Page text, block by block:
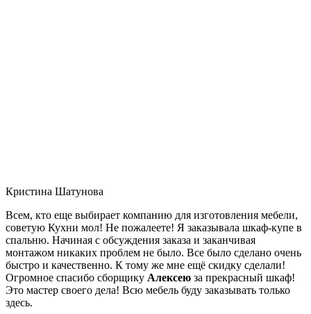
Кристина Шатунова
Всем, кто еще выбирает компанию для изготовления мебели,
советую Кухни мол! Не пожалеете! Я заказывала шкаф-купе в
спальню. Начиная с обсуждения заказа и заканчивая
монтажом никаких проблем не было. Все было сделано очень
быстро и качественно. К тому же мне ещё скидку сделали!
Огромное спасибо сборщику Алексею за прекрасный шкаф!
Это мастер своего дела! Всю мебель буду заказывать только
здесь.